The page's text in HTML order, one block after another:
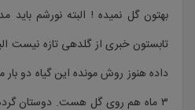
بهتون گل نمیده ! البته نورشم
تابستون خبری از گلدهی تازه نیست
داده هنوز روش مونده این گیاه دو بار
۳ ماه هم روی گل هست. دوستان